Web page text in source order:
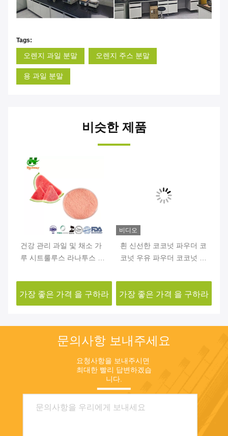
Tags:
오렌지 과일 분말 오렌지 주스 분말
용 과일 분말
비슷한 제품
건강 관리 과일 및 채소 가
루 시트룰루스 라나투스 수
가장 좋은 가격 을 구하라
비디오
흰 신선한 코코넛 파우더 코
코넛 우유 파우더 코코넛 물
가장 좋은 가격 을 구하라
문의사항 보내주세요
요청사항을 보내주시면
최대한 빨리 답변하겠습
니다.